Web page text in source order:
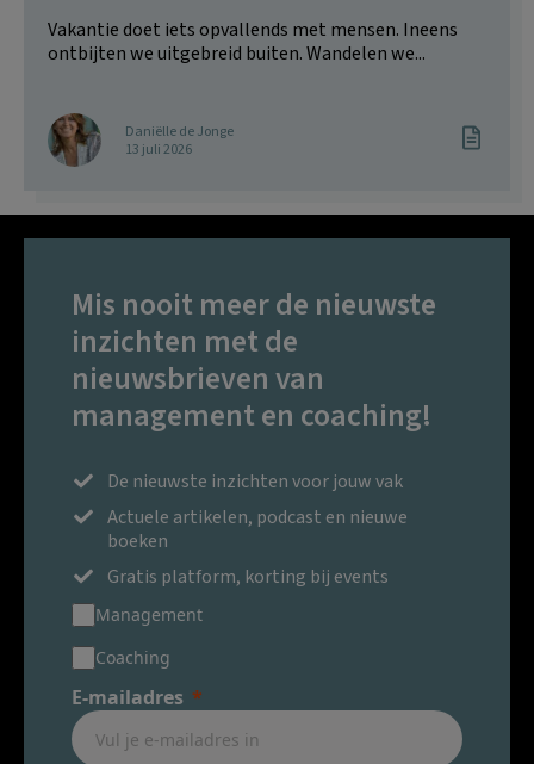
Vakantie doet iets opvallends met mensen. Ineens
ontbijten we uitgebreid buiten. Wandelen we...
Daniëlle de Jonge
13 juli 2026
Mis nooit meer de nieuwste
inzichten met de
nieuwsbrieven van
management en coaching!
De nieuwste inzichten voor jouw vak
Actuele artikelen, podcast en nieuwe
boeken
Gratis platform, korting bij events
Management
Coaching
E-mailadres